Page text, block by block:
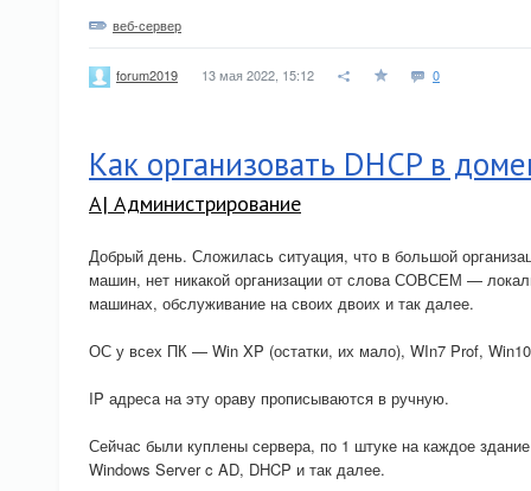
веб-сервер
forum2019 13 мая 2022, 15:12 0
Как организовать DHCP в
A| Администрирование
Добрый день. Сложилась ситуация, что в большой
машин, нет никакой организации от слова СОВСЕМ —
машинах, обслуживание на своих двоих и так далее.
ОС у всех ПК — Win XP (остатки, их мало), WIn7 Prof,
IP адреса на эту ораву прописываются в ручную.
Сейчас были куплены сервера, по 1 штуке на каждое
Windows Server c AD, DHCP и так далее.